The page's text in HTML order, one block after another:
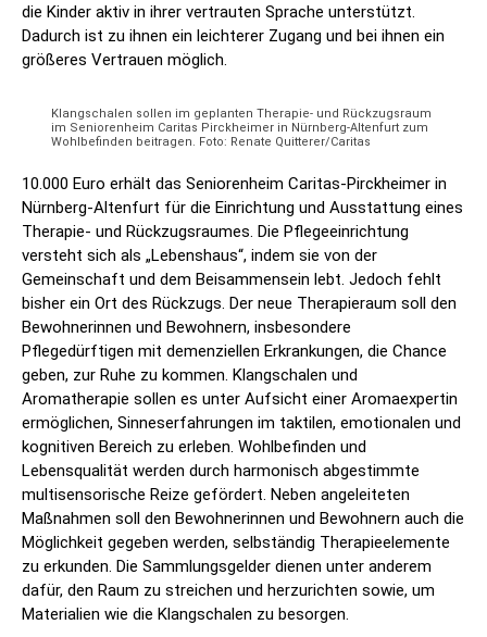
die Kinder aktiv in ihrer vertrauten Sprache unterstützt.
Dadurch ist zu ihnen ein leichterer Zugang und bei ihnen ein
größeres Vertrauen möglich.
Klangschalen sollen im geplanten Therapie- und Rückzugsraum
im Seniorenheim Caritas Pirckheimer in Nürnberg-Altenfurt zum
Wohlbefinden beitragen. Foto: Renate Quitterer/Caritas
10.000 Euro erhält das Seniorenheim Caritas-Pirckheimer in
Nürnberg-Altenfurt für die Einrichtung und Ausstattung eines
Therapie- und Rückzugsraumes. Die Pflegeeinrichtung
versteht sich als „Lebenshaus“, indem sie von der
Gemeinschaft und dem Beisammensein lebt. Jedoch fehlt
bisher ein Ort des Rückzugs. Der neue Therapieraum soll den
Bewohnerinnen und Bewohnern, insbesondere
Pflegedürftigen mit demenziellen Erkrankungen, die Chance
geben, zur Ruhe zu kommen. Klangschalen und
Aromatherapie sollen es unter Aufsicht einer Aromaexpertin
ermöglichen, Sinneserfahrungen im taktilen, emotionalen und
kognitiven Bereich zu erleben. Wohlbefinden und
Lebensqualität werden durch harmonisch abgestimmte
multisensorische Reize gefördert. Neben angeleiteten
Maßnahmen soll den Bewohnerinnen und Bewohnern auch die
Möglichkeit gegeben werden, selbständig Therapieelemente
zu erkunden. Die Sammlungsgelder dienen unter anderem
dafür, den Raum zu streichen und herzurichten sowie, um
Materialien wie die Klangschalen zu besorgen.